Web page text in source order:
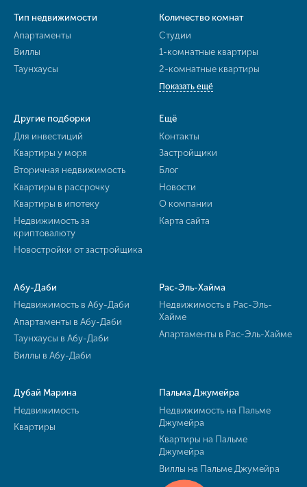
Тип недвижимости
Апартаменты
Виллы
Таунхаусы
Количество комнат
Студии
1-комнатные квартиры
2-комнатные квартиры
Показать ещё
Другие подборки
Для инвестиций
Квартиры у моря
Вторичная недвижимость
Квартиры в рассрочку
Квартиры в ипотеку
Недвижимость за
криптовалюту
Новостройки от застройщика
Ещё
Контакты
Застройщики
Блог
Новости
О компании
Карта сайта
Абу-Даби
Недвижимость в Абу-Даби
Апартаменты в Абу-Даби
Таунхаусы в Абу-Даби
Виллы в Абу-Даби
Рас-Эль-Хайма
Недвижимость в Рас-Эль-
Хайме
Апартаменты в Рас-Эль-Хайме
Дубай Марина
Недвижимость
Квартиры
Пальма Джумейра
Недвижимость на Пальме
Джумейра
Квартиры на Пальме
Джумейра
Виллы на Пальме Джумейра